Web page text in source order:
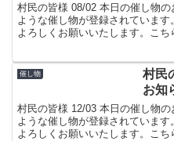
村民の皆様 08/02 本日の催し物
ような催し物が登録されています
よろしくお願いいたします。こち
催し物
村民
お知
村民の皆様 12/03 本日の催し物
ような催し物が登録されています
よろしくお願いいたします。こ